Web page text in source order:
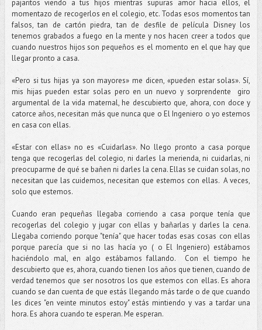
pajaritos viendo a tus hijos mientras supuras amor hacia ellos, el
momentazo de recogerlos en el colegio, etc. Todas esos momentos tan
falsos, tan de cartón piedra, tan de desfile de película Disney los
tenemos grabados a fuego en la mente y nos hacen creer a todos que
cuando nuestros hijos son pequeños es el momento en el que hay que
llegar pronto a casa.
«Pero si tus hijas ya son mayores» me dicen, «pueden estar solas». Sí,
mis hijas pueden estar solas pero en un nuevo y sorprendente giro
argumental de la vida maternal, he descubierto que, ahora, con doce y
catorce años, necesitan más que nunca que o El Ingeniero o yo estemos
en casa con ellas.
«Estar con ellas» no es «Cuidarlas». No llego pronto a casa porque
tenga que recogerlas del colegio, ni darles la merienda, ni cuidarlas, ni
preocuparme de qué se bañen ni darles la cena. Ellas se cuidan solas, no
necesitan que las cuidemos, necesitan que estemos con ellas. A veces,
solo que estemos.
Cuando eran pequeñas llegaba corriendo a casa porque tenía que
recogerlas del colegio y jugar con ellas y bañarlas y darles la cena.
Llegaba corriendo porque "tenía" que hacer todas esas cosas con ellas
porque parecía que si no las hacía yo ( o El Ingeniero) estábamos
haciéndolo mal, en algo estábamos fallando. Con el tiempo he
descubierto que es, ahora, cuando tienen los años que tienen, cuando de
verdad tenemos que ser nosotros los que estemos con ellas. Es ahora
cuando se dan cuenta de que estás llegando más tarde o de que cuando
les dices "en veinte minutos estoy" estás mintiendo y vas a tardar una
hora. Es ahora cuando te esperan. Me esperan.